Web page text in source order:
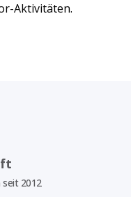
Aktivitäten.
seit 2012